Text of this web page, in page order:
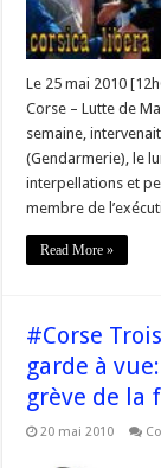
Le 25 mai 2010
Corse – Lutte de
semaine,
(Gendarmerie), le
interpellations et
membre de
Read More »
#Corse
garde à
grève de la
20 mai 2010